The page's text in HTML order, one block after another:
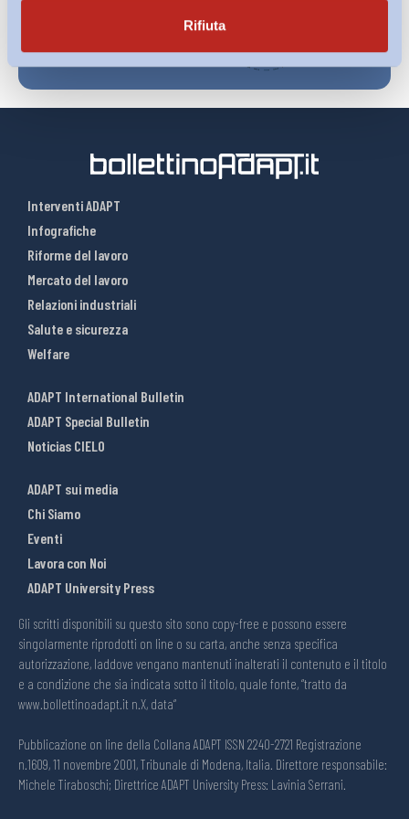
Rifiuta
Interventi ADAPT
Infografiche
Riforme del lavoro
Mercato del lavoro
Relazioni industriali
Salute e sicurezza
Welfare
ADAPT International Bulletin
ADAPT Special Bulletin
Noticias CIELO
ADAPT sui media
Chi Siamo
Eventi
Lavora con Noi
ADAPT University Press
Gli scritti disponibili su questo sito sono copy-free e possono essere
singolarmente riprodotti on line o su carta, anche senza specifica
autorizzazione, laddove vengano mantenuti inalterati il contenuto e il titolo
e a condizione che sia indicata sotto il titolo, quale fonte, “tratto da
www.bollettinoadapt.it n.X, data“
Pubblicazione on line della Collana ADAPT ISSN 2240-2721 Registrazione
n.1609, 11 novembre 2001, Tribunale di Modena, Italia. Direttore responsabile:
Michele Tiraboschi; Direttrice ADAPT University Press: Lavinia Serrani.